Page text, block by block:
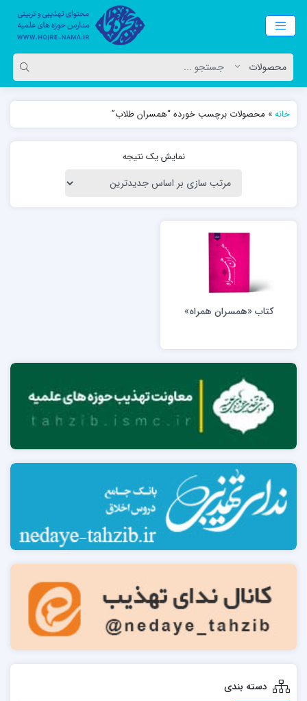
خانه» محصولات برچسب خورده “همسران طلاب”
نمایش یک نتیجه
کتاب «همسران همراه»
دسته بندی